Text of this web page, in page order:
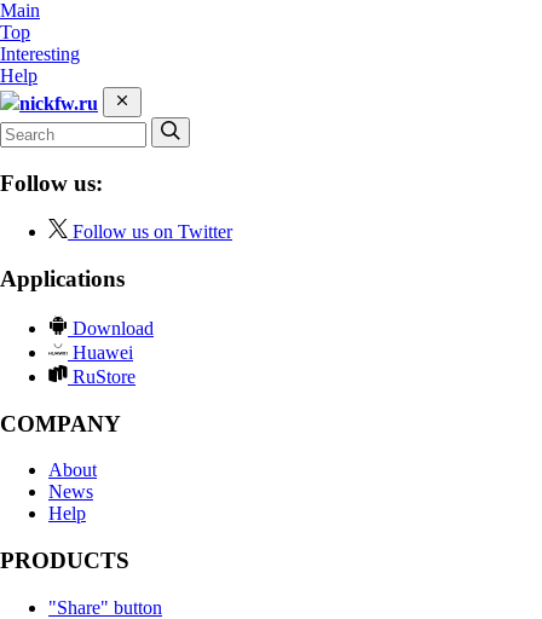
Main
Top
Interesting
Help
nickfw.ru
Follow us:
Follow us on Twitter
Applications
Download
Huawei
RuStore
COMPANY
About
News
Help
PRODUCTS
"Share" button